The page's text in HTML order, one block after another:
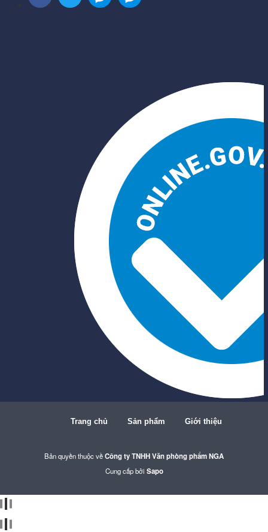
Trang chủ Sản phẩm Giới thiệu
Bản quyền thuộc vềCông ty TNHH Văn phòng phẩm NGA
Cung cấp bởi Sapo